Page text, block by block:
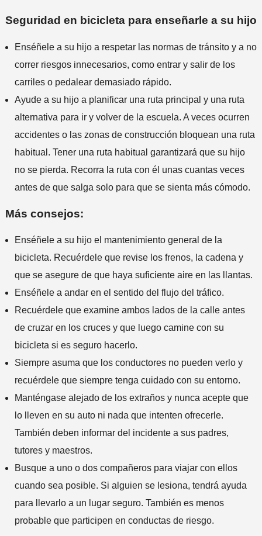
Seguridad en bicicleta para enseñarle a su hijo
Enséñele a su hijo a respetar las normas de tránsito y a no
correr riesgos innecesarios, como entrar y salir de los
carriles o pedalear demasiado rápido.
Ayude a su hijo a planificar una ruta principal y una ruta
alternativa para ir y volver de la escuela. A veces ocurren
accidentes o las zonas de construcción bloquean una ruta
habitual. Tener una ruta habitual garantizará que su hijo
no se pierda. Recorra la ruta con él unas cuantas veces
antes de que salga solo para que se sienta más cómodo.
Más consejos:
Enséñele a su hijo el mantenimiento general de la
bicicleta. Recuérdele que revise los frenos, la cadena y
que se asegure de que haya suficiente aire en las llantas.
Enséñele a andar en el sentido del flujo del tráfico.
Recuérdele que examine ambos lados de la calle antes
de cruzar en los cruces y que luego camine con su
bicicleta si es seguro hacerlo.
Siempre asuma que los conductores no pueden verlo y
recuérdele que siempre tenga cuidado con su entorno.
Manténgase alejado de los extraños y nunca acepte que
lo lleven en su auto ni nada que intenten ofrecerle.
También deben informar del incidente a sus padres,
tutores y maestros.
Busque a uno o dos compañeros para viajar con ellos
cuando sea posible. Si alguien se lesiona, tendrá ayuda
para llevarlo a un lugar seguro. También es menos
probable que participen en conductas de riesgo.